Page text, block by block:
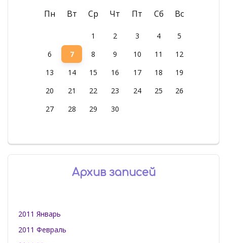
Пн Вт Ср Чт Пт Сб Вс
1 2 3 4
5
6
7 8 9 10 11
12
13
14 15 16 17 18
19
20
21 22 23 24 25
26
27
28 29 30
Архив записей
2011 Январь
2011 Февраль